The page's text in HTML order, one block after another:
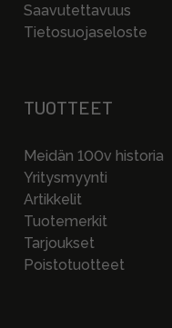
Saavutettavuus
Tietosuojaseloste
TUOTTEET
Meidän 100v historia
Yritysmyynti
Artikkelit
Tuotemerkit
Tarjoukset
Poistotuotteet